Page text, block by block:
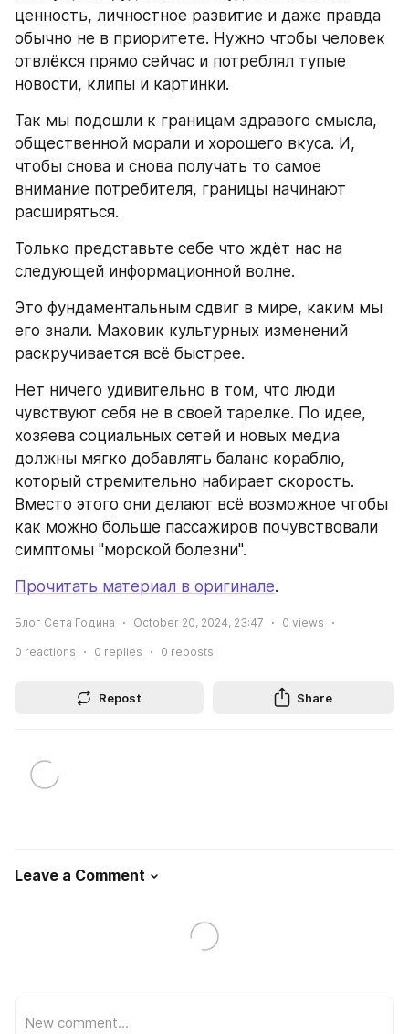
ценность, личностное развитие и даже правда
обычно не в приоритете. Нужно чтобы человек
отвлёкся прямо сейчас и потреблял тупые
новости, клипы и картинки.
Так мы подошли к границам здравого смысла,
общественной морали и хорошего вкуса. И,
чтобы снова и снова получать то самое
внимание потребителя, границы начинают
расширяться.
Только представьте себе что ждёт нас на
следующей информационной волне.
Это фундаментальным сдвиг в мире, каким мы
его знали. Маховик культурных изменений
раскручивается всё быстрее.
Нет ничего удивительно в том, что люди
чувствуют себя не в своей тарелке. По идее,
хозяева социальных сетей и новых медиа
должны мягко добавлять баланс кораблю,
который стремительно набирает скорость.
Вместо этого они делают всё возможное чтобы
как можно больше пассажиров почувствовали
симптомы "морской болезни".
Прочитать материал в оригинале.
Блог Сета Година October 20, 2024, 23:47 0 views
0 reactions 0 replies 0 reposts
Repost Share
Leave a Comment